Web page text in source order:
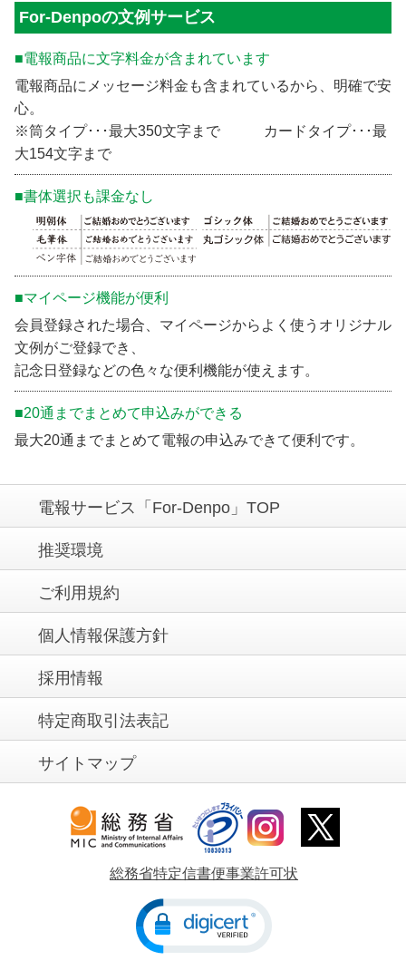
For-Denpoの文例サービス
■電報商品に文字料金が含まれています
電報商品にメッセージ料金も含まれているから、明確で安
心。
※筒タイプ･･･最大350文字まで カードタイプ･･･最
大154文字まで
■書体選択も課金なし
■マイページ機能が便利
会員登録された場合、マイページからよく使うオリジナル
文例がご登録でき、
記念日登録などの色々な便利機能が使えます。
■20通までまとめて申込みができる
最大20通までまとめて電報の申込みできて便利です。
電報サービス「For-Denpo」TOP
推奨環境
ご利用規約
個人情報保護方針
採用情報
特定商取引法表記
サイトマップ
総務省特定信書便事業許可状